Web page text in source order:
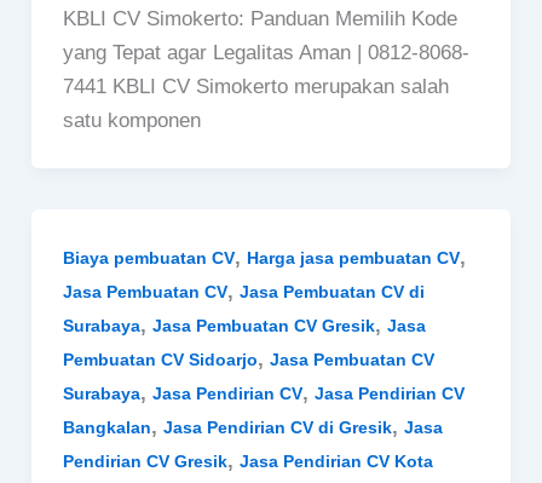
KBLI CV Simokerto: Panduan Memilih Kode
yang Tepat agar Legalitas Aman | 0812-8068-
7441 KBLI CV Simokerto merupakan salah
satu komponen
Biaya pembuatan CV, Harga jasa pembuatan CV,
Jasa Pembuatan CV, Jasa Pembuatan CV di
Surabaya, Jasa Pembuatan CV Gresik, Jasa
Pembuatan CV Sidoarjo, Jasa Pembuatan CV
Surabaya, Jasa Pendirian CV, Jasa Pendirian CV
Bangkalan, Jasa Pendirian CV di Gresik, Jasa
Pendirian CV Gresik, Jasa Pendirian CV Kota